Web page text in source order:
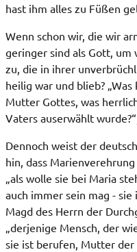
hast ihm alles zu Füßen
Wenn schon wir, die wir
geringer sind als Gott,
zu, die in ihrer
heilig war und blieb?
Mutter Gottes, was
Vaters auserwählt
Dennoch weist der
hin, dass
„als wolle sie bei Maria
auch immer sein mag -
Magd des Herrn der
„derjenige Mensch, der
sie ist berufen, Mutter der